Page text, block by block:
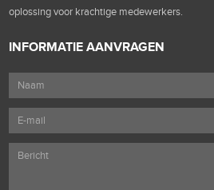
oplossing voor krachtige medewerkers.
INFORMATIE AANVRAGEN